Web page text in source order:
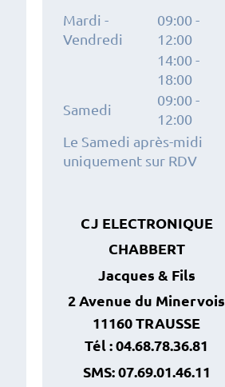
Mardi -
Vendredi
09:00-
12:00
14:00-
18:00
Samedi
09:00-
12:00
Le Samedi après-midi
uniquement sur RDV
CJ ELECTRONIQUE
CHABBERT
Jacques & Fils
2 Avenue du Minervois
11160 TRAUSSE
Tél : 04.68.78.36.81
SMS: 07.69.01.46.11